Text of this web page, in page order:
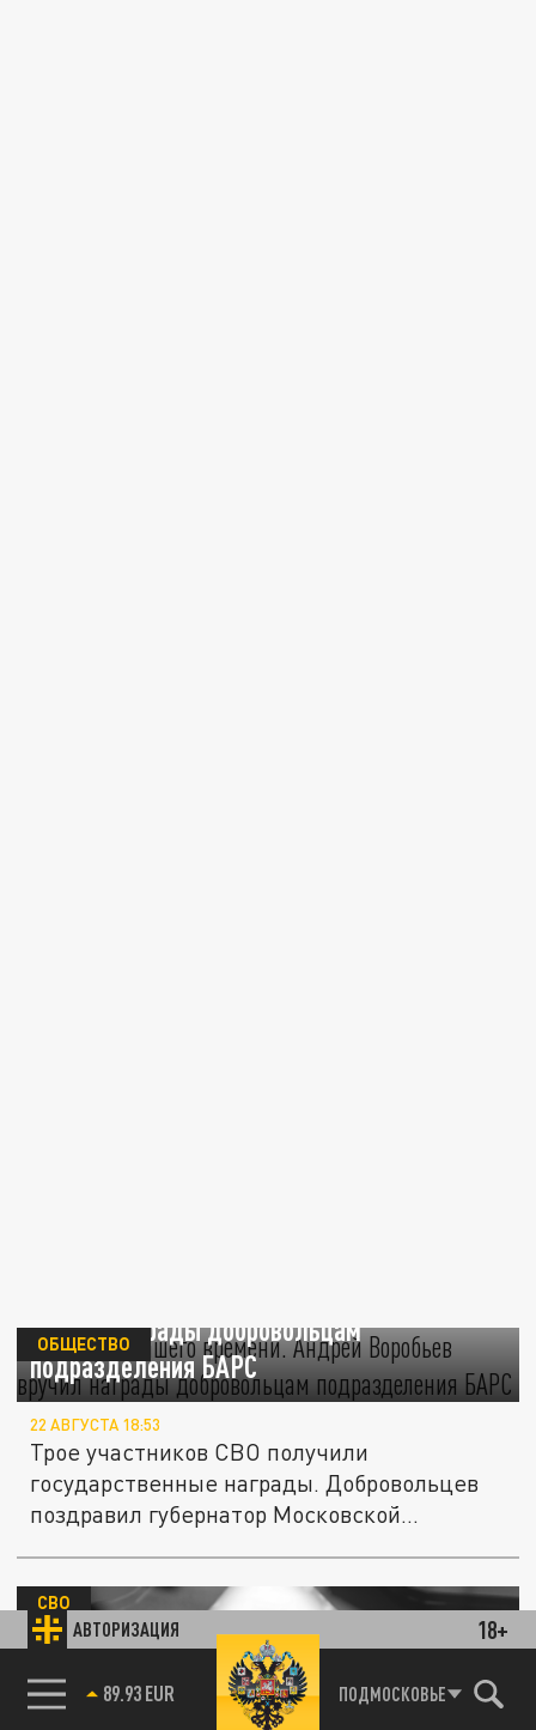
АВТОРИЗАЦИЯ 18+
85.64 BRENT ПОДМОСКОВЬЕ
вручил награды добровольцам
подразделения БАРС
ОБЩЕСТВО
22 АВГУСТА 18:53
Трое участников СВО получили
государственные награды. Добровольцев
поздравил губернатор Московской
СВО